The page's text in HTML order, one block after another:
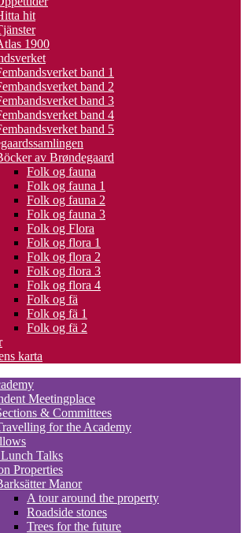
hit
1900
band 1
band 2
band 3
band 4
band 5
av Brøndegaard
Folk og fauna
Folk og fauna 1
Folk og fauna 2
Folk og fauna 3
Folk og Flora
Folk og flora 1
Folk og flora 2
Folk og flora 3
Folk og flora 4
Folk og fä
Folk og fä 1
Folk og fä 2
karta
Meetingplace
& Committees
for the Academy
Talks
Properties
Manor
A tour around the property
Roadside stones
Trees for the future